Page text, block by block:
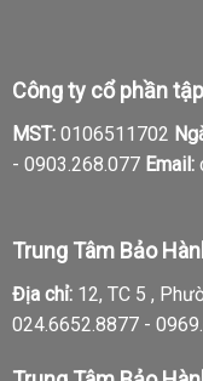
Công ty cổ phần
MST:0106511702
- 0903.268.077 Email:
Trung Tâm Bảo
Địa chỉ:12, TC 5 ,
024.6652.8877 -